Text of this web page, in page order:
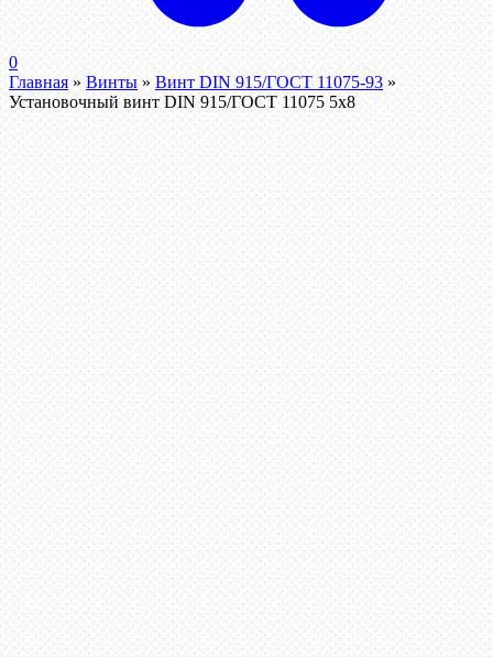
0
Главная » Винты » Винт DIN 915/ГОСТ 11075-93 »
Установочный винт DIN 915/ГОСТ 11075 5х8